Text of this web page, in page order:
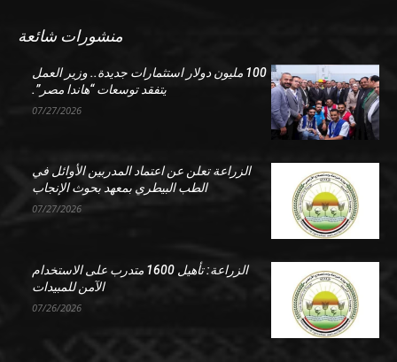
منشورات شائعة
100 مليون دولار استثمارات جديدة.. وزير العمل
يتفقد توسعات “هاندا مصر”.
07/27/2026
الزراعة تعلن عن اعتماد المدربين الأوائل في
الطب البيطري بمعهد بحوث الإنجاب
07/27/2026
الزراعة: تأهيل 1600 متدرب على الاستخدام
الآمن للمبيدات
07/26/2026